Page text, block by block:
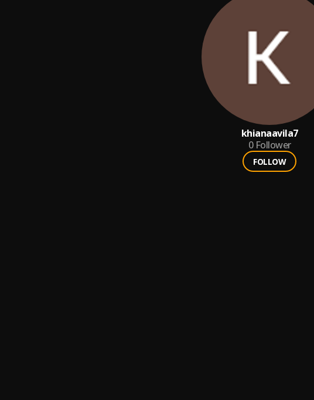
khianaavila7
0 Follower
FOLLOW